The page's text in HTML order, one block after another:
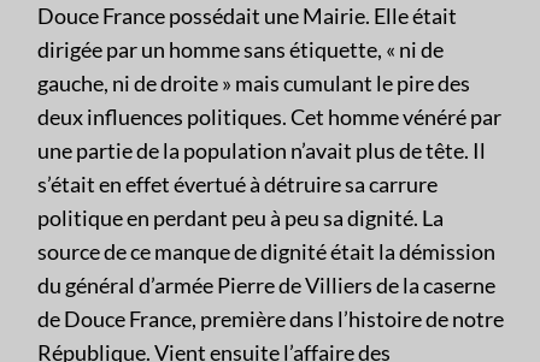
Douce France possédait une Mairie. Elle était
dirigée par un homme sans étiquette, « ni de
gauche, ni de droite » mais cumulant le pire des
deux influences politiques. Cet homme vénéré par
une partie de la population n’avait plus de tête. Il
s’était en effet évertué à détruire sa carrure
politique en perdant peu à peu sa dignité. La
source de ce manque de dignité était la démission
du général d’armée Pierre de Villiers de la caserne
de Douce France, première dans l’histoire de notre
République. Vient ensuite l’affaire des